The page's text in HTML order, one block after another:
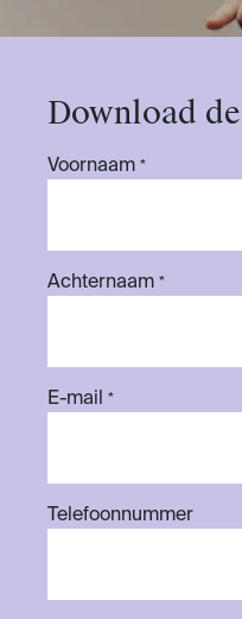
Download
Voornaam *
Achternaam *
E-mail *
Telefoonnummer